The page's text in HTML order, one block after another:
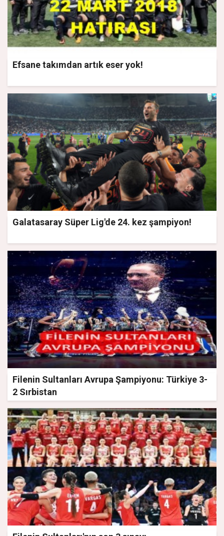
Efsane takımdan artık eser yok!
Galatasaray Süper Lig'de 24. kez şampiyon!
Filenin Sultanları Avrupa Şampiyonu: Türkiye 3-
2 Sırbistan